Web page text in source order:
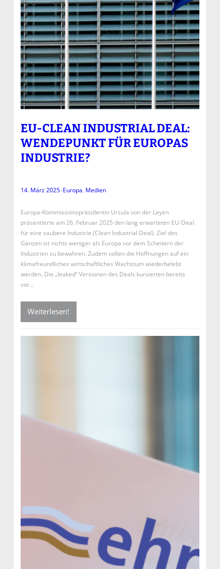
EU-CLEAN INDUSTRIAL DEAL:
WENDEPUNKT FÜR EUROPAS
INDUSTRIE?
14. März 2025–Europa, Medien
Europa-Kommissionspräsidentin Ursula von der Leyen
präsentierte am 26. Februar 2025 den lang erwarteten EU-Deal
für eine saubere Industrie (Clean Industrial Deal). Ziel des
Ganzen ist nichts weniger als Europa vor dem Scheitern der
Industrien zu bewahren. Zudem sollen die Hoffnungen auf ein
klimafreundliches wirtschaftliches Wachstum wiederbelebt
werden. Die „leaked“ Versionen des Deals kursierten bereits
vor…
Weiterlesen!